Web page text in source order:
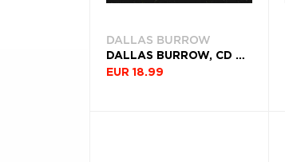
DEKÁDA
KRAJINA
DALLAS BURROW
DALLAS BURROW, CD MODERN DAY VAGABOND
EUR 18.99